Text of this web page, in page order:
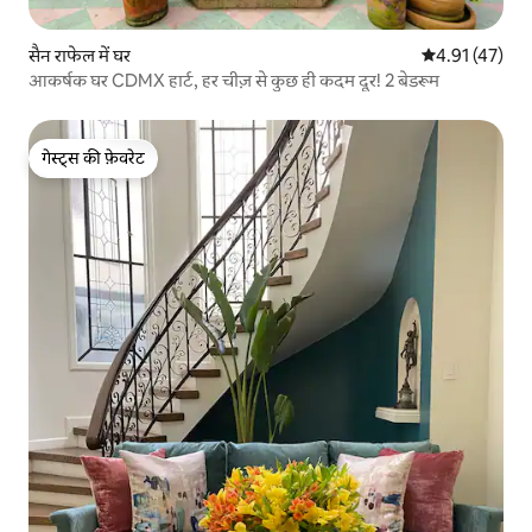
सैन राफेल में घर औसत रेटिंग 5 में
4.91 (47)
आकर्षक घर CDMX हार्ट, हर चीज़ से कुछ ही कदम दूर! 2 बेडरूम
गेस्ट्स की फ़ेवरेट
गेस्ट्स की फ़ेवरेट